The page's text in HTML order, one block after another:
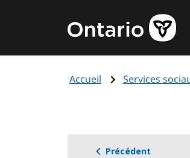
principal
Page
d'accueil
de
Accueil Services
Précédent